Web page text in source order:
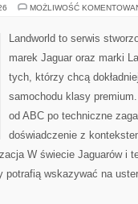
MOŻLIWOŚĆ
Landworld to serwis
marek Jaguar oraz marki
tych, którzy chcą
samochodu klasy
od ABC po techniczne
doświadczenie z
W świecie Jaguarów i
potrafią wskazywać na